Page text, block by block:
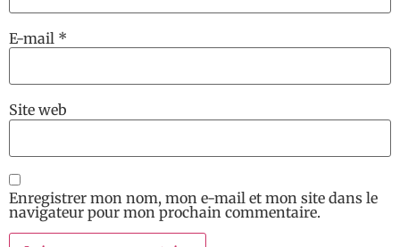
E-mail *
Site web
Enregistrer mon nom, mon e-mail et mon site dans le
navigateur pour mon prochain commentaire.